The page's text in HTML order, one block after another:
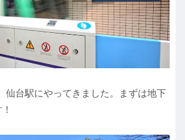
仙台駅にやってきました。まずは地下